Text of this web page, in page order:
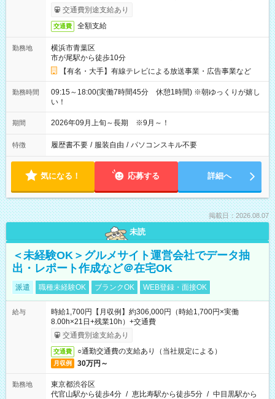
交通費別途支給あり
交通費 全額支給
勤務地
横浜市青葉区
市が尾駅から徒歩10分
【有名・大手】有線テレビによる放送事業・広告事業など
勤務時間
09:15～18:00(実働7時間45分 休憩1時間) ※朝ゆっくりが嬉し
い！
期間 2026年09月上旬～長期 ※9月～！
特徴 履歴書不要 / 服装自由 / パソコンスキル不要
気になる！ 応募する 詳細へ
掲載日：2026.08.07
未読
＜未経験OK＞グルメサイト運営会社でデータ抽
出・レポート作成など＠在宅OK
派遣 職種未経験OK ブランクOK WEB登録・面接OK
給与
時給1,700円【月収例】約306,000円（時給1,700円×実働
8.00h×21日+残業10h）+交通費
交通費別途支給あり
交通費 ○通勤交通費の支給あり（当社規定による）
月収例 30万円～
勤務地
東京都渋谷区
代官山駅から徒歩4分 / 恵比寿駅から徒歩5分 / 中目黒駅から